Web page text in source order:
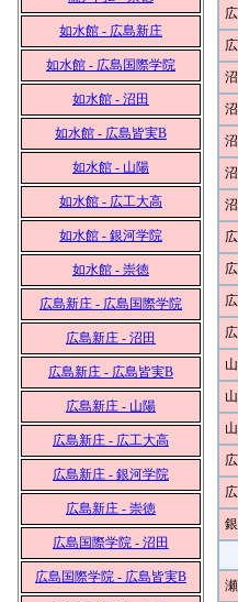
如水館 - 広島新庄
如水館 - 広島国際学院
如水館 - 沼田
如水館 - 広島皆実B
如水館 - 山陽
如水館 - 広工大高
如水館 - 銀河学院
如水館 - 崇徳
広島新庄 - 広島国際学院
広島新庄 - 沼田
広島新庄 - 広島皆実B
広島新庄 - 山陽
広島新庄 - 広工大高
広島新庄 - 銀河学院
広島新庄 - 崇徳
広島国際学院 - 沼田
広島国際学院 - 広島皆実B